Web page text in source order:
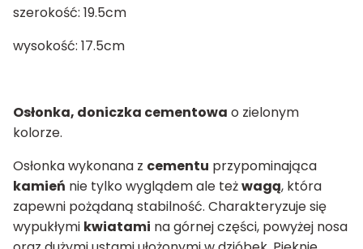
szerokość: 19.5cm
wysokość: 17.5cm
Osłonka, doniczka cementowa o zielonym
kolorze.
Osłonka wykonana z cementu przypominająca
kamień nie tylko wyglądem ale teżwagą, która
zapewni pożądaną stabilność. Charakteryzuje się
wypukłymi kwiatami na górnej części, powyżej nosa